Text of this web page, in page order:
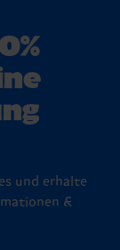
und erhalte
&